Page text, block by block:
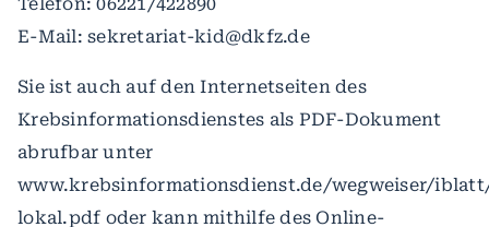
Telefon: 06221/422890
E-Mail: sekretariat-kid@dkfz.de
Sie ist auch auf den Internetseiten des
Krebsinformationsdienstes als PDF-Dokument
abrufbar unter
www.krebsinformationsdienst.de/wegweiser/
lokal.pdf oder kann mithilfe des Online-